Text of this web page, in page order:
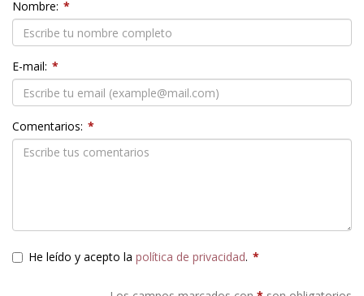
Nombre: *
E-mail: *
Comentarios: *
He leído y acepto la política de privacidad. *